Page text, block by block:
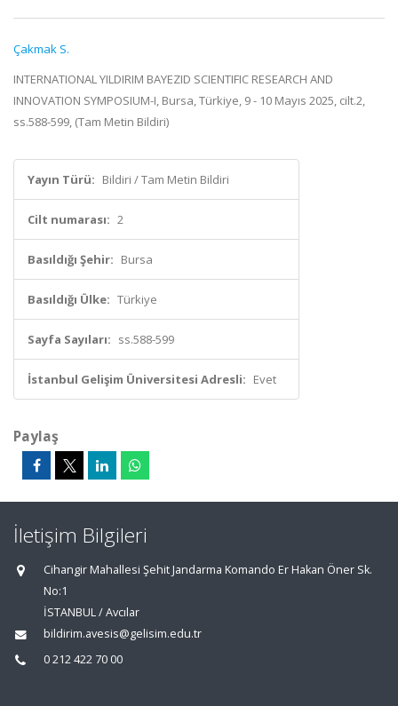
Çakmak S.
INTERNATIONAL YILDIRIM BAYEZID SCIENTIFIC RESEARCH AND
INNOVATION SYMPOSIUM-I, Bursa, Türkiye, 9 - 10 Mayıs 2025, cilt.2,
ss.588-599, (Tam Metin Bildiri)
Yayın Türü: Bildiri / Tam Metin Bildiri
Cilt numarası: 2
Basıldığı Şehir: Bursa
Basıldığı Ülke: Türkiye
Sayfa Sayıları: ss.588-599
İstanbul Gelişim Üniversitesi Adresli: Evet
Paylaş
İletişim Bilgileri
Cihangir Mahallesi Şehit Jandarma Komando Er Hakan Öner Sk.
No:1
İSTANBUL / Avcılar
bildirim.avesis@gelisim.edu.tr
0 212 422 70 00